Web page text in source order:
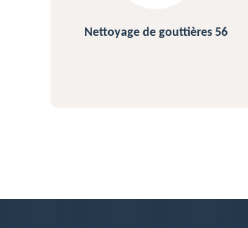
changement et pose de gouttière